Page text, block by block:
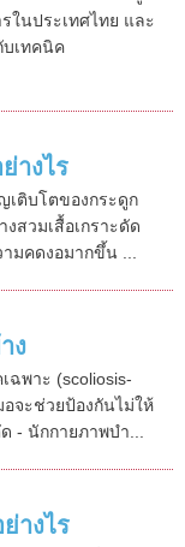
ในประเทศไทย และ
บเทคนิค
างไร
เติบโตของกระดูก
สวมเสื้อเกราะดัด
มคดงอมากขึ้น ...
ง
ฉพาะ (scoliosis-
อจะช่วยป้องกันไม่ให้
- นักกายภาพบำ...
างไร